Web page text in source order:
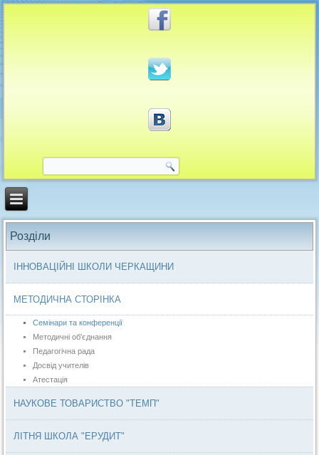
Розділи
ІННОВАЦІЙНІ ШКОЛИ ЧЕРКАЩИНИ
МЕТОДИЧНА СТОРІНКА
Семінари та конференції
Методичні об'єднання
Педагогічна рада
Досвід учителів
Атестація
НАУКОВЕ ТОВАРИСТВО "ТЕМП"
ЛІТНЯ ШКОЛА "ЕРУДИТ"